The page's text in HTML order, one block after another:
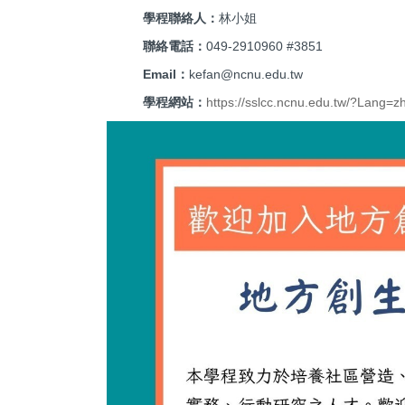
學程聯絡人： 林小姐
聯絡電話： 049-2910960 #3851
Email： kefan@ncnu.edu.tw
學程網站： https://sslcc.ncnu.edu.tw/